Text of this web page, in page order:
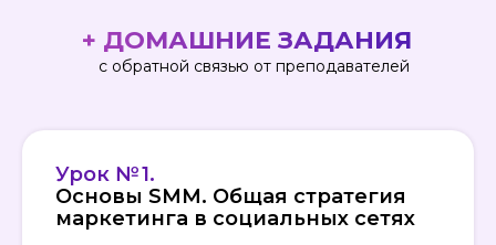
с обратной связью от преподавателей
+ ДОМАШНИЕ ЗАДАНИЯ
Урок № 1.
Основы SMM. Общая стратегия
маркетинга в социальных сетях